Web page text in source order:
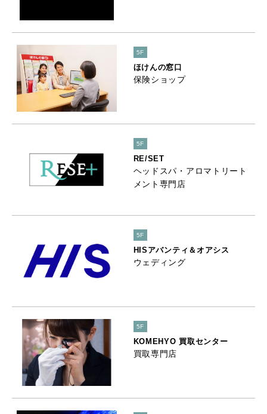
5F
ほけんの窓口
保険ショップ
5F
RE/SET
ヘッドスパ・アロマトリート
メント専門店
5F
HISアバンティ＆オアシス
ウェディング
5F
KOMEHYO 買取センター
買取専門店